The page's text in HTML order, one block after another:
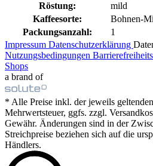
Röstung:
mild
Kaffeesorte:
Bohnen-
Packungsanzahl:
1
Impressum Datenschutzerklärung
Nutzungsbedingungen
Shops
a brand of
* Alle Preise inkl. der jeweils
Mehrwertsteuer, ggfs. zzgl.
Gewähr. Änderungen sind in der
Streichpreise beziehen sich auf die
Händlers.